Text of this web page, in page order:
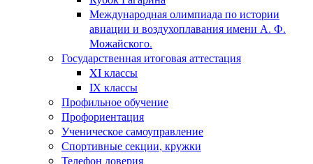
Международная олимпиада по истории
авиации и воздухоплавания имени А. Ф.
Можайского.
Государственная итоговая аттестация
XI классы
IX классы
Профильное обучение
Профориентация
Ученическое самоуправление
Спортивные секции, кружки
Телефон доверия